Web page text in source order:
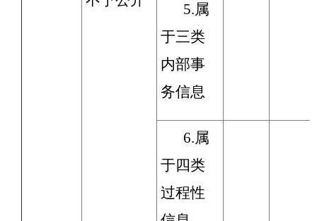
5.属
于三类
内部事
务信息
6.属
于四类
过程性